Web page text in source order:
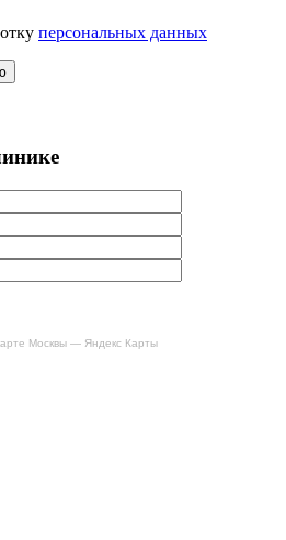
Москвы — Яндекс Карты
персональных данных